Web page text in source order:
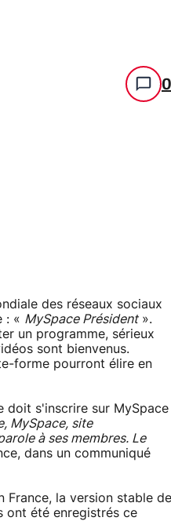
0
des réseaux sociaux
: « MySpace Président».
un programme, sérieux
sont bienvenus.
forme pourront élire en
doit s'inscrire sur MySpace
MySpace, site
à ses membres. Le
dans un communiqué
France, la version stable de
ont été enregistrés ce